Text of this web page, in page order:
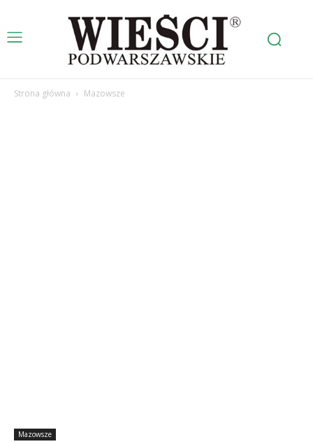
Strona główna Mazowsze
Mazowsze